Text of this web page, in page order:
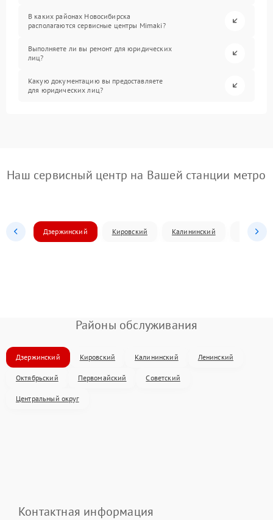
В каких районах Новосибирска
располагаются сервисные центры Mimaki?
Выполняете ли вы ремонт для юридических
лиц?
Какую документацию вы предоставляете
для юридических лиц?
Наш сервисный центр на Вашей станции метро
Дзержинский Кировский Калининский
Районы обслуживания
Дзержинский Кировский Калининский Ленинский
Октябрьский Первомайский Советский
Центральный округ
Контактная информация